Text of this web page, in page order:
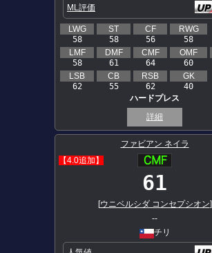
ML評価
LWG
58
ST
58
CF
56
RWG
58
LMF
58
DMF
61
CMF
64
OMF
60
LSB
62
CB
55
RSB
62
GK
40
ハードプレス
詳細
ファビアン ネイラ
【4.0追加】
61
[ウニベルシダ コンセプシオン]
--
チリ